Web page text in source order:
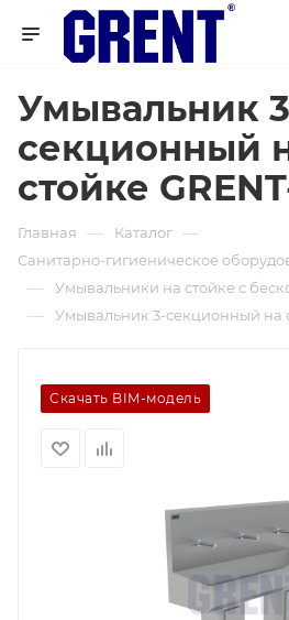
Умывальник
секционный
стойке
Главная — Каталог —
Санитарно-гигиеническое
— Умывальники на стойке с
— Умывальник 3-секционный на
Скачать BIM-модель